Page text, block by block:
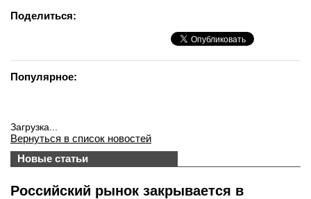
Поделиться:
Популярное:
Загрузка...
Вернуться в список новостей
Новые статьи
Российский рынок закрывается в